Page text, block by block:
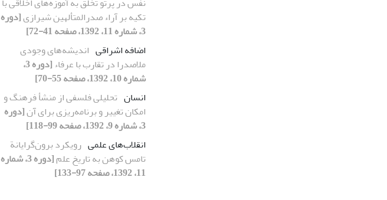
تکیه بر آراء صدرالمتألهین شیرازی[دوره
3، شماره 11، 1392، صفحه 41-72]
اضافه اشراقی اندیشه‌های وجودی
ملاصدرا در تقارب با عرفاء
[دوره 3،
شماره 10، 1392، صفحه 55-70]
انسان تحلیلی فلسفی از منشأ فرهنگ و
امکان تغییر و برنامه‌ریزی برای آن[دوره
3، شماره 9، 1392، صفحه 99-118]
انقلاب‌های علمی رویکرد برون‌گرایانة
تامس کوهن به تاریخ علم
[دوره 3، شماره
11، 1392، صفحه 97-133]